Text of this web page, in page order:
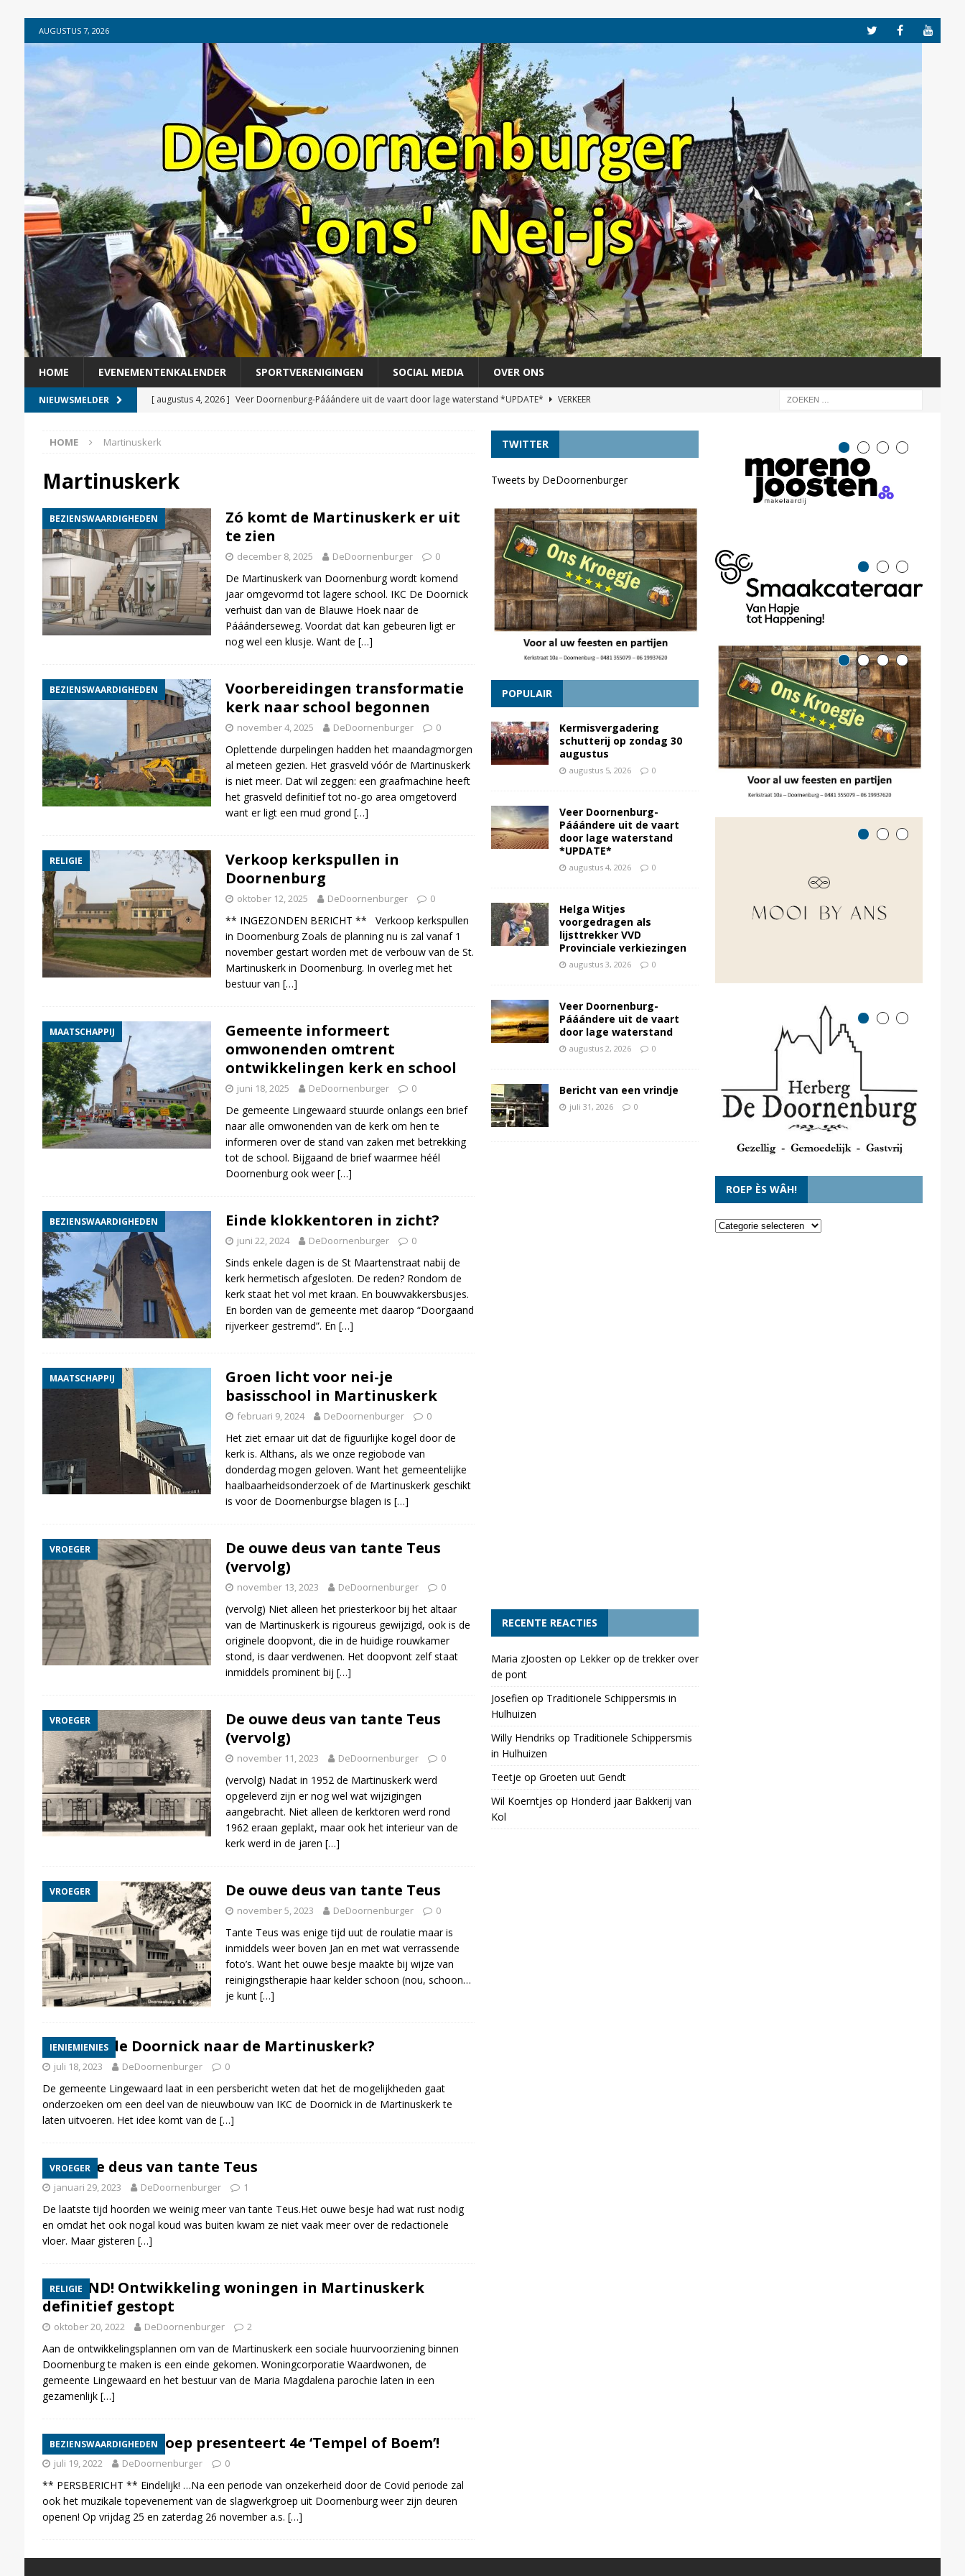
AUGUSTUS 7, 2026
HOME EVENEMENTENKALENDER SPORTVERENIGINGEN SOCIAL MEDIA OVER ONS
NIEUWSMELDER [ augustus 4, 2026 ] Veer Doornenburg-Pááándere uit de vaart door lage waterstand *UPDATE*
VERKEER
[ augustus 2, 2026 ]
VERKEER
[ juli 31, 2026 ]
HOME Martinuskerk
Martinuskerk
BEZIENSWAARDIGHEDEN
Zó komt de Martinuskerk er uit
te zien
december 8, 2025 DeDoornenburger 0
De Martinuskerk van Doornenburg wordt komend
jaar omgevormd tot lagere school. IKC De Doornick
verhuist dan van de Blauwe Hoek naar de
Pááánderseweg. Voordat dat kan gebeuren ligt er
nog wel een klusje. Want de […]
BEZIENSWAARDIGHEDEN
Voorbereidingen transformatie
kerk naar school begonnen
november 4, 2025 DeDoornenburger 0
Oplettende durpelingen hadden het maandagmorgen
al meteen gezien. Het grasveld vóór de Martinuskerk
is niet meer. Dat wil zeggen: een graafmachine heeft
het grasveld definitief tot no-go area omgetoverd
want er ligt een mud grond […]
RELIGIE
Verkoop kerkspullen in
Doornenburg
oktober 12, 2025 DeDoornenburger 0
** INGEZONDEN BERICHT ** Verkoop kerkspullen
in Doornenburg Zoals de planning nu is zal vanaf 1
november gestart worden met de verbouw van de St.
Martinuskerk in Doornenburg. In overleg met het
bestuur van […]
MAATSCHAPPIJ
Gemeente informeert
omwonenden omtrent
ontwikkelingen kerk en school
juni 18, 2025 DeDoornenburger 0
De gemeente Lingewaard stuurde onlangs een brief
naar alle omwonenden van de kerk om hen te
informeren over de stand van zaken met betrekking
tot de school. Bijgaand de brief waarmee héél
Doornenburg ook weer[…]
BEZIENSWAARDIGHEDEN Einde klokkentoren in zicht?
juni 22, 2024 DeDoornenburger 0
Sinds enkele dagen is de St Maartenstraat nabij de
kerk hermetisch afgesloten. De reden? Rondom de
kerk staat het vol met kraan. En bouwvakkersbusjes.
En borden van de gemeente met daarop “Doorgaand
rijverkeer gestremd”. En […]
MAATSCHAPPIJ
Groen licht voor nei-je
basisschool in Martinuskerk
februari 9, 2024 DeDoornenburger 0
Het ziet ernaar uit dat de figuurlijke kogel door de
kerk is. Althans, als we onze regiobode van
donderdag mogen geloven. Want het gemeentelijke
haalbaarheidsonderzoek of de Martinuskerk geschikt
is voor de Doornenburgse blagen is […]
VROEGER
De ouwe deus van tante Teus
(vervolg)
november 13, 2023 DeDoornenburger 0
(vervolg) Niet alleen het priesterkoor bij het altaar
van de Martinuskerk is rigoureus gewijzigd, ook is de
originele doopvont, die in de huidige rouwkamer
stond, is daar verdwenen. Het doopvont zelf staat
inmiddels prominent bij […]
VROEGER
De ouwe deus van tante Teus
(vervolg)
november 11, 2023 DeDoornenburger 0
(vervolg) Nadat in 1952 de Martinuskerk werd
opgeleverd zijn er nog wel wat wijzigingen
aangebracht. Niet alleen de kerktoren werd rond
1962 eraan geplakt, maar ook het interieur van de
kerk werd in de jaren […]
VROEGER De ouwe deus van tante Teus
november 5, 2023 DeDoornenburger 0
Tante Teus was enige tijd uut de roulatie maar is
inmiddels weer boven Jan en met wat verrassende
foto’s. Want het ouwe besje maakte bij wijze van
reinigingstherapie haar kelder schoon (nou, schoon…
je kunt […]
IENIEMIENIES
Verhuist de Doornick naar de Martinuskerk?
juli 18, 2023 DeDoornenburger 0
De gemeente Lingewaard laat in een persbericht weten dat het de mogelijkheden gaat
onderzoeken om een deel van de nieuwbouw van IKC de Doornick in de Martinuskerk te
laten uitvoeren. Het idee komt van de […]
VROEGER
De ouwe deus van tante Teus
januari 29, 2023 DeDoornenburger 1
De laatste tijd hoorden we weinig meer van tante Teus.Het ouwe besje had wat rust nodig
en omdat het ook nogal koud was buiten kwam ze niet vaak meer over de redactionele
vloer. Maar gisteren […]
RELIGIE
BREKEND! Ontwikkeling woningen in Martinuskerk
definitief gestopt
oktober 20, 2022 DeDoornenburger 2
Aan de ontwikkelingsplannen om van de Martinuskerk een sociale huurvoorziening binnen
Doornenburg te maken is een einde gekomen. Woningcorporatie Waardwonen, de
gemeente Lingewaard en het bestuur van de Maria Magdalena parochie laten in een
gezamenlijk […]
BEZIENSWAARDIGHEDEN
Slagwerkwerkgroep presenteert 4e ‘Tempel of Boem’!
juli 19, 2022 DeDoornenburger 0
** PERSBERICHT ** Eindelijk! …Na een periode van onzekerheid door de Covid periode zal
ook het muzikale topevenement van de slagwerkgroep uit Doornenburg weer zijn deuren
openen! Op vrijdag 25 en zaterdag 26 november a.s. […]
TWITTER
Tweets by DeDoornenburger
POPULAIR
Kermisvergadering
schutterij op zondag 30
augustus
augustus 5, 2026 0
Veer Doornenburg-
Pááándere uit de vaart
door lage waterstand
*UPDATE*
augustus 4, 2026 0
Helga Witjes
voorgedragen als
lijsttrekker VVD
Provinciale verkiezingen
augustus 3, 2026 0
Veer Doornenburg-
Pááándere uit de vaart
door lage waterstand
augustus 2, 2026 0
Bericht van een vrindje
juli 31, 2026 0
RECENTE REACTIES
Maria zJoosten op Lekker op de trekker over
de pont
Josefien op Traditionele Schippersmis in
Hulhuizen
Willy Hendriks op Traditionele Schippersmis
in Hulhuizen
Teetje op Groeten uut Gendt
Wil Koerntjes op Honderd jaar Bakkerij van
Kol
ROEP ÈS WÂH!